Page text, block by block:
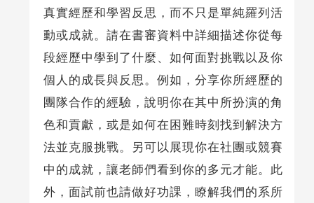
真實經歷和學習反思，而不只是單純羅列活
動或成就。請在書審資料中詳細描述你從每
段經歷中學到了什麼、如何面對挑戰以及你
個人的成長與反思。例如，分享你所經歷的
團隊合作的經驗，說明你在其中所扮演的角
色和貢獻，或是如何在困難時刻找到解決方
法並克服挑戰。另可以展現你在社團或競賽
中的成就，讓老師們看到你的多元才能。此
外，面試前也請做好功課，瞭解我們的系所